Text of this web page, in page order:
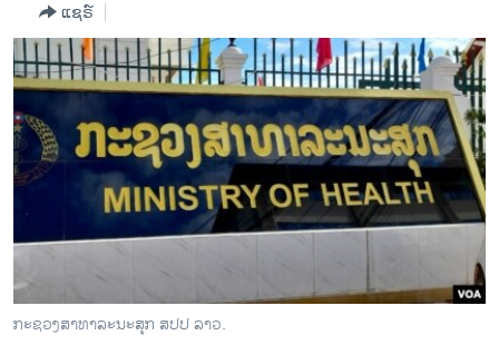
ໂລກ
ເອເຊຍ
ອິດສະຫຼະພາບດ້ານການຂ່າວ
ຊີວິດຊາວລາວ
ຊຸມຊົນຊາວລາວ
ວິທະຍາສາດ-ເທັກໂນໂລຈີ
ທຸລະກິດ
ພາສາອັງກິດ
ແຊຣ໌
ກະຊວງສາທາລະນະສຸກ ສປປ ລາວ.